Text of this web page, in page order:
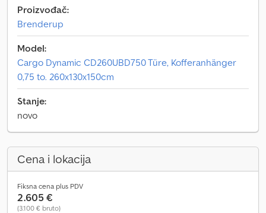
Proizvođač:
Brenderup
Model:
Cargo Dynamic CD260UBD750 Türe, Kofferanhänger
0,75 to. 260x130x150cm
Stanje:
novo
Cena i lokacija
Fiksna cena plus PDV
2.605 €
(3.100 € bruto)